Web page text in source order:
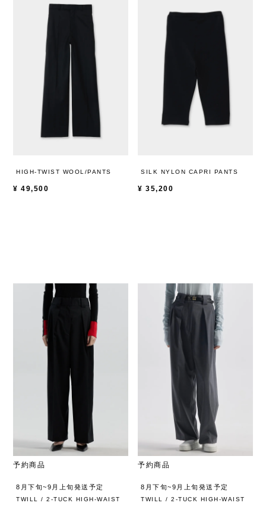
HIGH-TWIST WOOL/PANTS
¥ 49,500
SILK NYLON CAPRI PANTS
¥ 35,200
予約商品
8月下旬~9月上旬発送予定
TWILL / 2-TUCK HIGH-WAIST
予約商品
8月下旬~9月上旬発送予定
TWILL / 2-TUCK HIGH-WAIST